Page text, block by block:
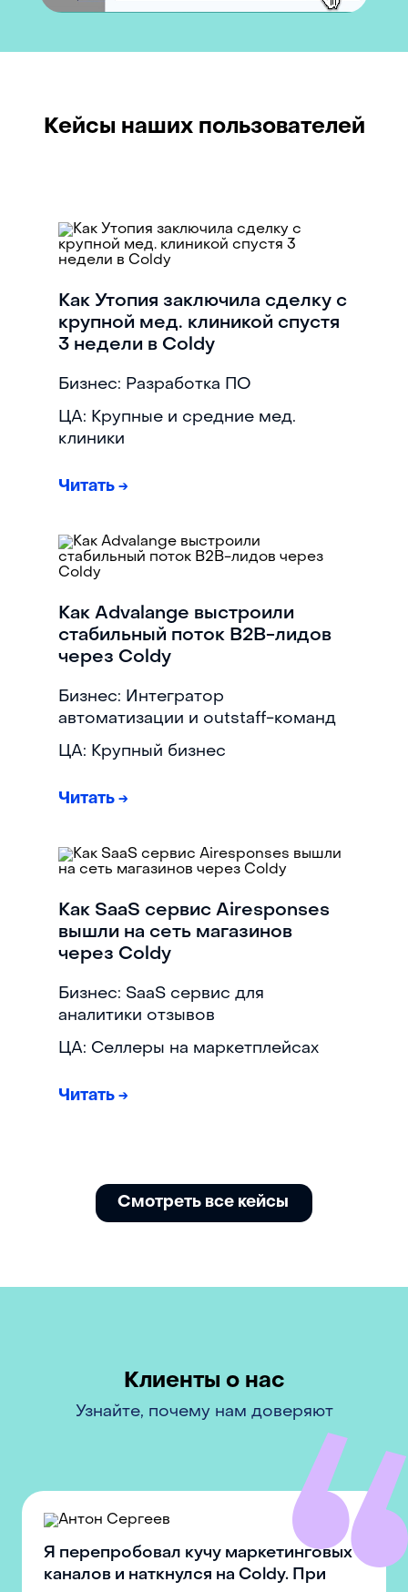
Кейсы наших пользователей
Как Утопия заключила сделку с
крупной мед. клиникой спустя
3 недели в Coldy
Бизнес: Разработка ПО
ЦА: Крупные и средние мед.
клиники
Читать →
Как Advalange выстроили
стабильный поток В2В-лидов
через Coldy
Бизнес: Интегратор
автоматизации и outstaff-команд
ЦА: Крупный бизнес
Читать →
Как SaaS сервис Airesponses
вышли на сеть магазинов
через Coldy
Бизнес: SaaS сервис для
аналитики отзывов
ЦА: Селлеры на маркетплейсах
Читать →
Смотреть все кейсы
Клиенты о нас
Узнайте, почему нам доверяют
Я перепробовал кучу маркетинговых
каналов и наткнулся на Coldy. При